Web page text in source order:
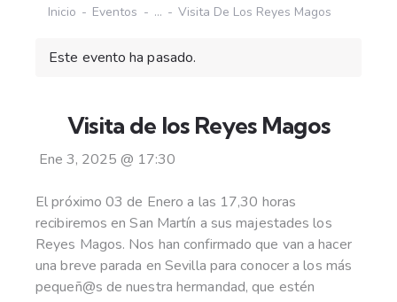
Inicio Eventos ... Visita De Los Reyes Magos
Este evento ha pasado.
Visita de los Reyes Magos
Ene 3, 2025 @ 17:30
El próximo 03 de Enero a las 17,30 horas
recibiremos en San Martín a sus majestades los
Reyes Magos. Nos han confirmado que van a hacer
una breve parada en Sevilla para conocer a los más
pequeñ@s de nuestra hermandad, que estén